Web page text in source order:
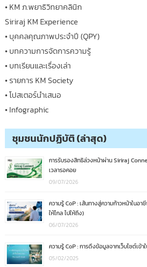
• KM ภ.พยาธิวิทยาคลินิก
Siriraj KM Experience
• บุคคลคุณภาพประจำปี (QPY)
• บทความการจัดการความรู้
• บทเรียนและเรื่องเล่า
• รายการ KM Society
• โปสเตอร์นำเสนอ
• Infographic
ชุมชนนักปฏิบัติ (ล่าสุด)
การรับรองสิทธิล่วงหน้าผ่าน Siriraj
เวลารอคอย
09/07/2026
ความรู้ CoP : เส้นทางสู่ความก้าวหน้าในอ
ให้ไกล ไปให้ถึง)
06/07/2026
ความรู้ CoP : การดึงข้อมูลจากเว็บไซต์เข้
05/02/2025